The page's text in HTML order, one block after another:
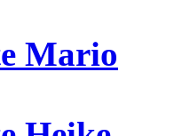
Mario